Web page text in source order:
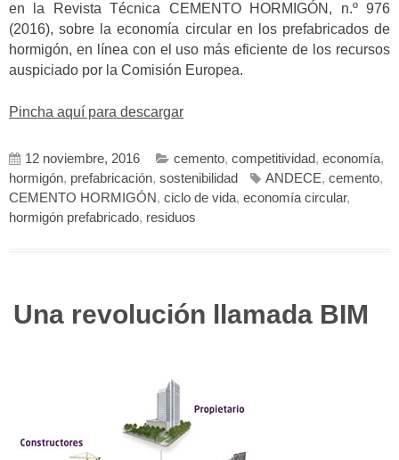
en la Revista Técnica CEMENTO HORMIGÓN, n.º 976
(2016), sobre la economía circular en los prefabricados de
hormigón, en línea con el uso más eficiente de los recursos
auspiciado por la Comisión Europea.
Pincha aquí para descargar
12 noviembre, 2016 cemento, competitividad, economía,
hormigón, prefabricación, sostenibilidad ANDECE, cemento,
CEMENTO HORMIGÓN, ciclo de vida, economía circular,
hormigón prefabricado, residuos
Una revolución llamada BIM